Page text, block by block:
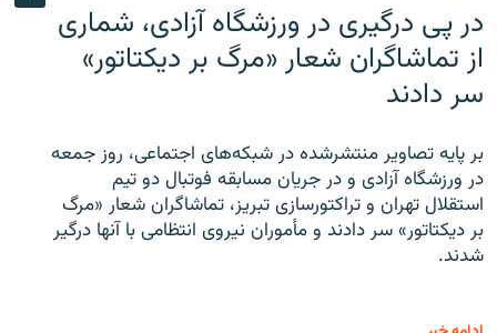
در پی درگیری در ورزشگاه آزادی، شماری
از تماشاگران شعار «مرگ بر دیکتاتور»
سر دادند
بر پایه تصاویر منتشرشده در شبکه‌های اجتماعی، روز جمعه
در ورزشگاه آزادی و در جریان مسابقه فوتبال دو تیم
استقلال تهران و تراکتورسازی تبریز، تماشاگران شعار «مرگ
بر دیکتاتور» سر دادند و مأموران نیروی انتظامی با آنها درگیر
شدند.